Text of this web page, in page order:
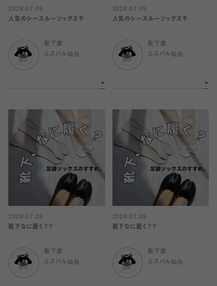
2026.07.09
人気のシースルーソックス💐
靴下屋
エスパル仙台
2026.07.09
人気のシースルーソックス💐
靴下屋
エスパル仙台
2026.07.08
靴下なに履く？？
靴下屋
エスパル仙台
2026.07.08
靴下なに履く？？
靴下屋
エスパル仙台